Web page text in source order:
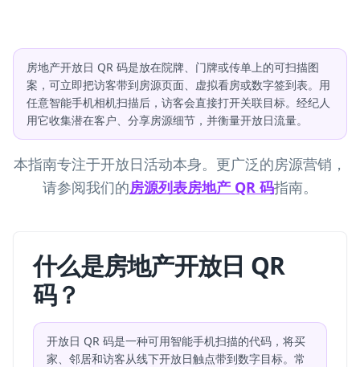
房地产开放日 QR 码是放在院牌、门牌或传单上的可扫描图
案，可立即把访客带到房源页面、虚拟看房或数字签到表。用
任意智能手机相机扫描后，访客会直接打开关联目标。经纪人
用它收集潜在客户、分享房源细节，并衡量开放日流量。
本指南专注于开放日活动本身。更广泛的房源营销，
请参阅我们的房源列表房地产 QR 码指南。
什么是房地产开放日 QR
码？
开放日 QR 码是一种可用智能手机扫描的代码，将买
家、邻居和访客从线下开放日触点带到数字目标。常